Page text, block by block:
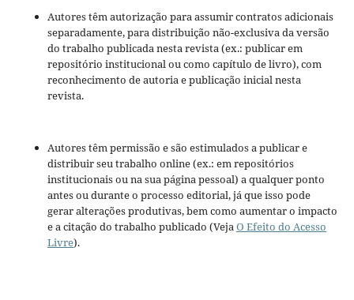
Autores têm autorização para assumir contratos adicionais
separadamente, para distribuição não-exclusiva da versão
do trabalho publicada nesta revista (ex.: publicar em
repositório institucional ou como capítulo de livro), com
reconhecimento de autoria e publicação inicial nesta
revista.
Autores têm permissão e são estimulados a publicar e
distribuir seu trabalho online (ex.: em repositórios
institucionais ou na sua página pessoal) a qualquer ponto
antes ou durante o processo editorial, já que isso pode
gerar alterações produtivas, bem como aumentar o impacto
e a citação do trabalho publicado (VejaO Efeito do Acesso
Livre).